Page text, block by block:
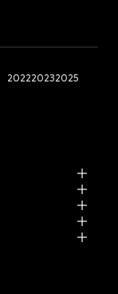
202220232025